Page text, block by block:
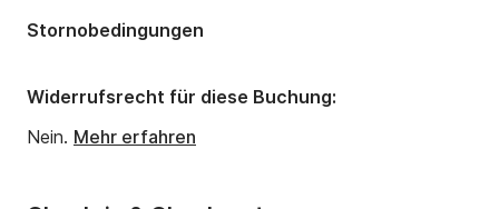
Stornobedingungen
Widerrufsrecht für diese Buchung:
Nein. Mehr erfahren